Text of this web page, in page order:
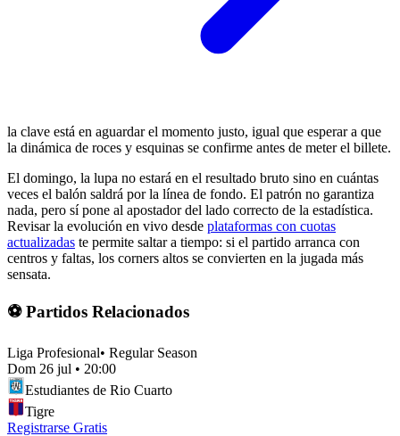
la clave está en aguardar el momento justo, igual que esperar a que
la dinámica de roces y esquinas se confirme antes de meter el billete.
El domingo, la lupa no estará en el resultado bruto sino en cuántas
veces el balón saldrá por la línea de fondo. El patrón no garantiza
nada, pero sí pone al apostador del lado correcto de la estadística.
Revisar la evolución en vivo desde plataformas con cuotas
actualizadas te permite saltar a tiempo: si el partido arranca con
centros y faltas, los corners altos se convierten en la jugada más
sensata.
⚽ Partidos Relacionados
Liga Profesional• Regular Season
Dom 26 jul • 20:00
Estudiantes de Rio Cuarto
Tigre
Registrarse Gratis